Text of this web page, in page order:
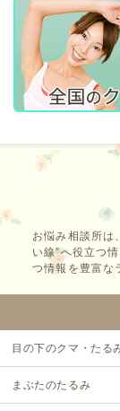
お悩み相談所は
い線”へ役立つ
つ情報を豊富な
目の下のクマ・たる
まぶたのたるみ